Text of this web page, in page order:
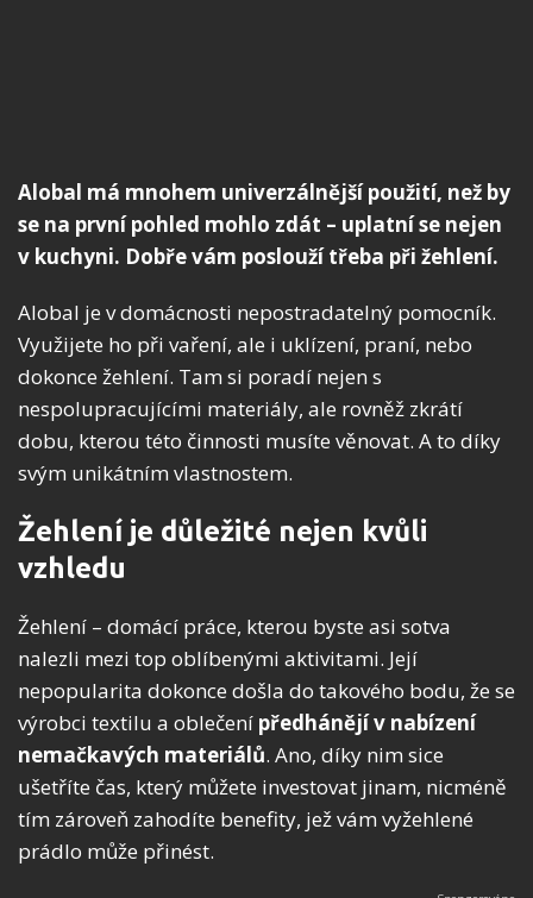
Alobal má mnohem univerzálnější použití, než by
se na první pohled mohlo zdát – uplatní se nejen
v kuchyni. Dobře vám poslouží třeba při žehlení.
Alobal je v domácnosti nepostradatelný pomocník.
Využijete ho při vaření, ale i uklízení, praní, nebo
dokonce žehlení. Tam si poradí nejen s
nespolupracujícími materiály, ale rovněž zkrátí
dobu, kterou této činnosti musíte věnovat. A to díky
svým unikátním vlastnostem.
Žehlení je důležité nejen kvůli
vzhledu
Žehlení – domácí práce, kterou byste asi sotva
nalezli mezi top oblíbenými aktivitami. Její
nepopularita dokonce došla do takového bodu, že se
výrobci textilu a oblečení předhánějí v nabízení
nemačkavých materiálů. Ano, díky nim sice
ušetříte čas, který můžete investovat jinam, nicméně
tím zároveň zahodíte benefity, jež vám vyžehlené
prádlo může přinést.